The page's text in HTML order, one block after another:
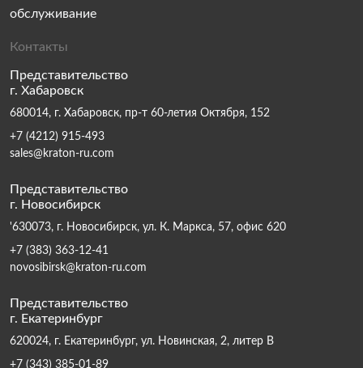
обслуживание
Контакты
Представительство
г. Хабаровск
680014, г. Хабаровск, пр-т 60-летия Октября, 152
+7 (4212) 915-493
sales@kraton-ru.com
Представительство
г. Новосибирск
'630073, г. Новосибирск, ул. К. Маркса, 57, офис 620
+7 (383) 363-12-41
novosibirsk@kraton-ru.com
Представительство
г. Екатеринбург
620024, г. Екатеринбург, ул. Новинская, 2, литер В
+7 (343) 385-01-89